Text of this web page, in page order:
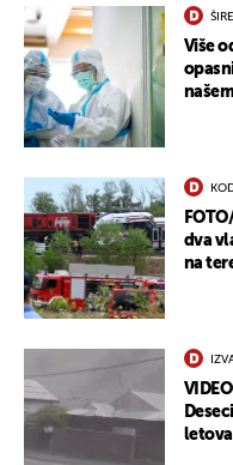
Više
dva
na
letova